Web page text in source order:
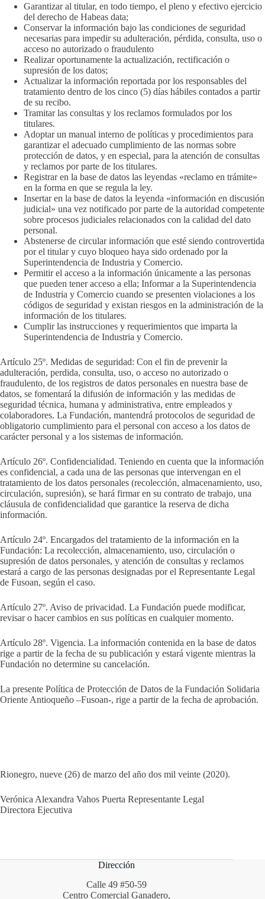
Garantizar al titular, en todo tiempo, el pleno y efectivo ejercicio
del derecho de Habeas data;
Conservar la información bajo las condiciones de seguridad
necesarias para impedir su adulteración, pérdida, consulta, uso o
acceso no autorizado o fraudulento
Realizar oportunamente la actualización, rectificación o
supresión de los datos;
Actualizar la información reportada por los responsables del
tratamiento dentro de los cinco (5) días hábiles contados a partir
de su recibo.
Tramitar las consultas y los reclamos formulados por los
titulares.
Adoptar un manual interno de políticas y procedimientos para
garantizar el adecuado cumplimiento de las normas sobre
protección de datos, y en especial, para la atención de consultas
y reclamos por parte de los titulares.
Registrar en la base de datos las leyendas «reclamo en trámite»
en la forma en que se regula la ley.
Insertar en la base de datos la leyenda «información en discusión
judicial» una vez notificado por parte de la autoridad competente
sobre procesos judiciales relacionados con la calidad del dato
personal.
Abstenerse de circular información que esté siendo controvertida
por el titular y cuyo bloqueo haya sido ordenado por la
Superintendencia de Industria y Comercio.
Permitir el acceso a la información únicamente a las personas
que pueden tener acceso a ella; Informar a la Superintendencia
de Industria y Comercio cuando se presenten violaciones a los
códigos de seguridad y existan riesgos en la administración de la
información de los titulares.
Cumplir las instrucciones y requerimientos que imparta la
Superintendencia de Industria y Comercio.
Artículo 25º. Medidas de seguridad: Con el fin de prevenir la
adulteración, perdida, consulta, uso, o acceso no autorizado o
fraudulento, de los registros de datos personales en nuestra base de
datos, se fomentará la difusión de información y las medidas de
seguridad técnica, humana y administrativa, entre empleados y
colaboradores. La Fundación, mantendrá protocolos de seguridad de
obligatorio cumplimiento para el personal con acceso a los datos de
carácter personal y a los sistemas de información.
Artículo 26º. Confidencialidad. Teniendo en cuenta que la información
es confidencial, a cada una de las personas que intervengan en el
tratamiento de los datos personales (recolección, almacenamiento, uso,
circulación, supresión), se hará firmar en su contrato de trabajo, una
cláusula de confidencialidad que garantice la reserva de dicha
información.
Artículo 24º. Encargados del tratamiento de la información en la
Fundación: La recolección, almacenamiento, uso, circulación o
supresión de datos personales, y atención de consultas y reclamos
estará a cargo de las personas designadas por el Representante Legal
de Fusoan, según el caso.
Artículo 27º. Aviso de privacidad. La Fundación puede modificar,
revisar o hacer cambios en sus políticas en cualquier momento.
Artículo 28º. Vigencia. La información contenida en la base de datos
rige a partir de la fecha de su publicación y estará vigente mientras la
Fundación no determine su cancelación.
La presente Política de Protección de Datos de la Fundación Solidaria
Oriente Antioqueño –Fusoan-, rige a partir de la fecha de aprobación.
Rionegro, nueve (26) de marzo del año dos mil veinte (2020).
Verónica Alexandra Vahos Puerta Representante Legal
Directora Ejecutiva
Dirección
Calle 49 #50-59
Centro Comercial Ganadero,